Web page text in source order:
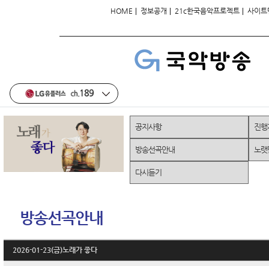
HOME | 정보공개 | 21c한국음악프로젝트 | 사이트
방송선곡안내
2026-01-23(금)노래가 좋다
공지사항 진
방송선곡안내 노랫
다시듣기